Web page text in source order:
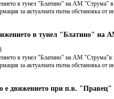
в тунел "Блатино" на АМ "Струма" в
за актуалната пътна обстановка
в тунел "Блатино" на
в тунел "Блатино" на АМ "Струма"в
за актуалната пътна обстановка
е движението при п.в.